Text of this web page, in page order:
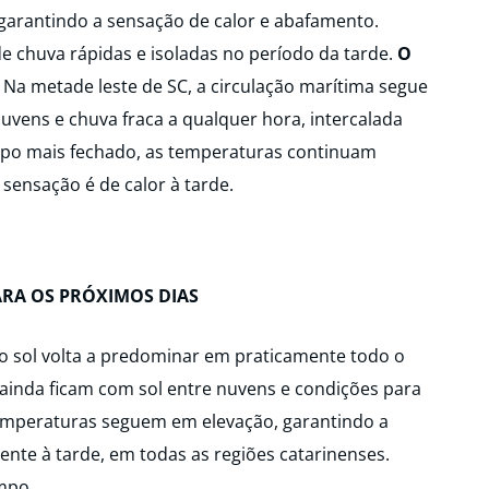
a sensação de calor e abafamento.
chuva rápidas e isoladas no período da tarde. O
Na metade leste de SC, a circulação marítima segue
e chuva fraca a qualquer hora, intercalada
mais fechado, as temperaturas continuam
é de calor à tarde.
OS PRÓXIMOS DIAS
sol volta a predominar em praticamente todo o
ficam com sol entre nuvens e condições para
seguem em elevação, garantindo a
à tarde, em todas as regiões catarinenses.